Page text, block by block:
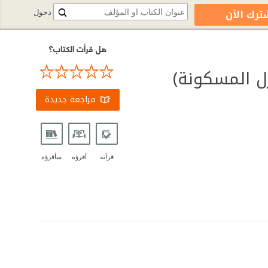
المسكونة)
هل قرأت الكتاب؟
مراجعة جديدة
قرأته أقرؤه سأقرؤه
دخول الآن